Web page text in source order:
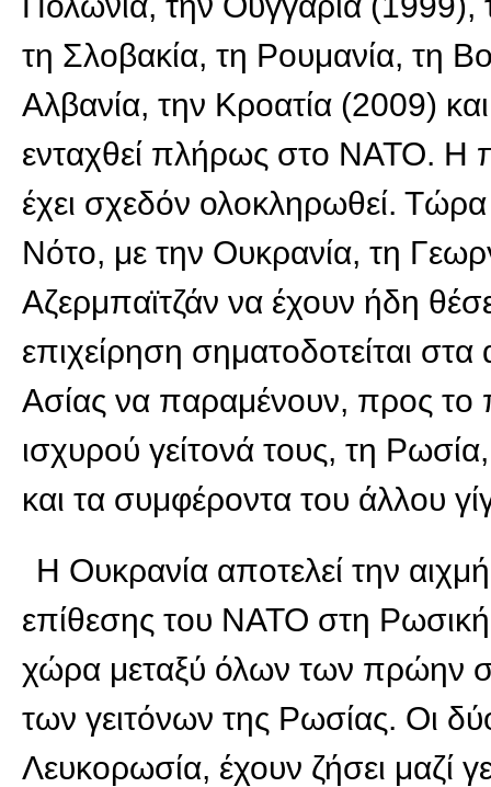
τη Σλοβακία, τη Ρουμανία, τη
Αλβανία, την Κροατία (2009)
ενταχθεί πλήρως στο ΝΑΤΟ. Η
έχει σχεδόν ολοκληρωθεί.
Νότο, με την Ουκρανία, τη
Αζερμπαϊτζάν να έχουν ήδη
επιχείρηση σηματοδοτείται στα
Ασίας να παραμένουν, προς το
ισχυρού γείτονά τους, τη
και τα συμφέροντα του άλλου
Η Ουκρανία αποτελεί την
επίθεσης του ΝΑΤΟ στη
χώρα μεταξύ όλων των πρώην
των γειτόνων της Ρωσίας. Οι
Λευκορωσία, έχουν ζήσει μαζί